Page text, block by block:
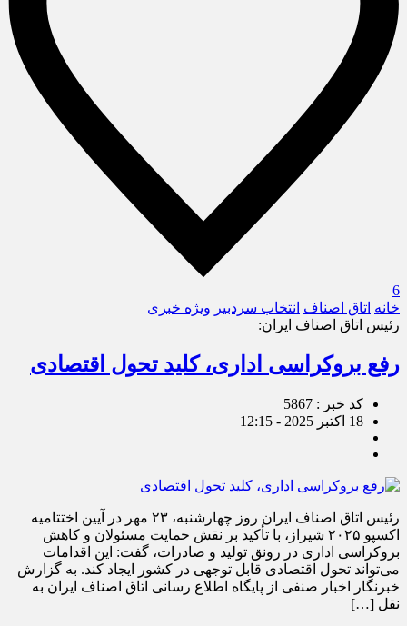
6
خانه اتاق اصناف انتخاب سردبیر ویژه خبری
رئیس اتاق اصناف ایران:
رفع بروکراسی اداری، کلید تحول اقتصادی
کد خبر : 5867
18 اکتبر 2025 - 12:15
رئیس اتاق اصناف ایران روز چهارشنبه، ۲۳ مهر در آیین اختتامیه
اکسپو ۲۰۲۵ شیراز، با تأکید بر نقش حمایت مسئولان و کاهش
بروکراسی اداری در رونق تولید و صادرات، گفت: این اقدامات
می‌تواند تحول اقتصادی قابل توجهی در کشور ایجاد کند. به گزارش
خبرنگار اخبار صنفی از پایگاه اطلاع رسانی اتاق اصناف ایران به
نقل […]